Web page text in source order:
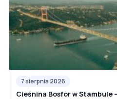
7 sierpnia 2026
Cieśnina Bosfor w Stambule